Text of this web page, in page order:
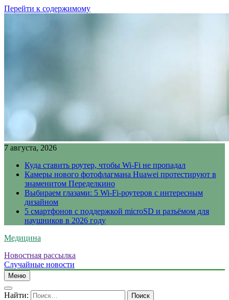
Перейти к содержимому
7 августа, 2026
Куда ставить роутер, чтобы Wi-Fi не пропадал
Камеры нового фотофлагмана Huawei протестируют в
знаменитом Переделкино
Выбираем глазами: 5 Wi-Fi-роутеров с интересным
дизайном
5 смартфонов с поддержкой microSD и разъёмом для
наушников в 2026 году
Медицина
Новостная рассылка
Случайные новости
Меню
Найти: